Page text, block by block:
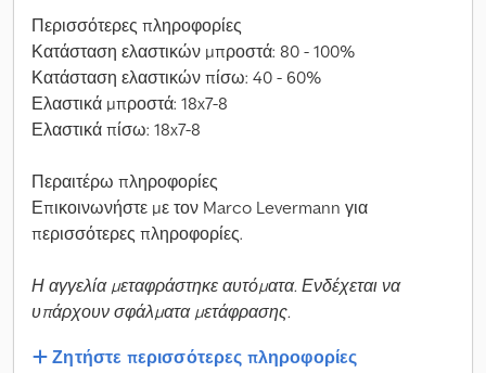
Περισσότερες πληροφορίες
Κατάσταση ελαστικών μπροστά: 80 - 100%
Κατάσταση ελαστικών πίσω: 40 - 60%
Ελαστικά μπροστά: 18x7-8
Ελαστικά πίσω: 18x7-8
Περαιτέρω πληροφορίες
Επικοινωνήστε με τον Marco Levermann για
περισσότερες πληροφορίες.
Η αγγελία μεταφράστηκε αυτόματα. Ενδέχεται να
υπάρχουν σφάλματα μετάφρασης.
Ζητήστε περισσότερες πληροφορίες